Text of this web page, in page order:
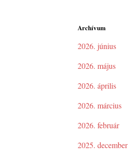
Archívum
2026. június
2026. május
2026. április
2026. március
2026. február
2025. december